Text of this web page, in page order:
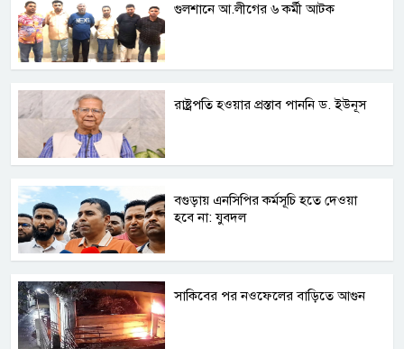
গুলশানে আ.লীগের ৬ কর্মী আটক
রাষ্ট্রপতি হওয়ার প্রস্তাব পাননি ড. ইউনূস
বগুড়ায় এনসিপির কর্মসূচি হতে দেওয়া
হবে না: যুবদল
সাকিবের পর নওফেলের বাড়িতে আগুন